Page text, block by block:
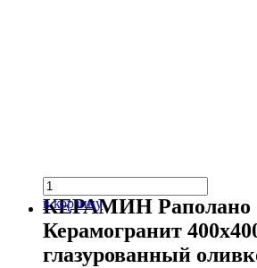
в корзину
КЕРАМИН Раполано
Керамогранит
глазурованный